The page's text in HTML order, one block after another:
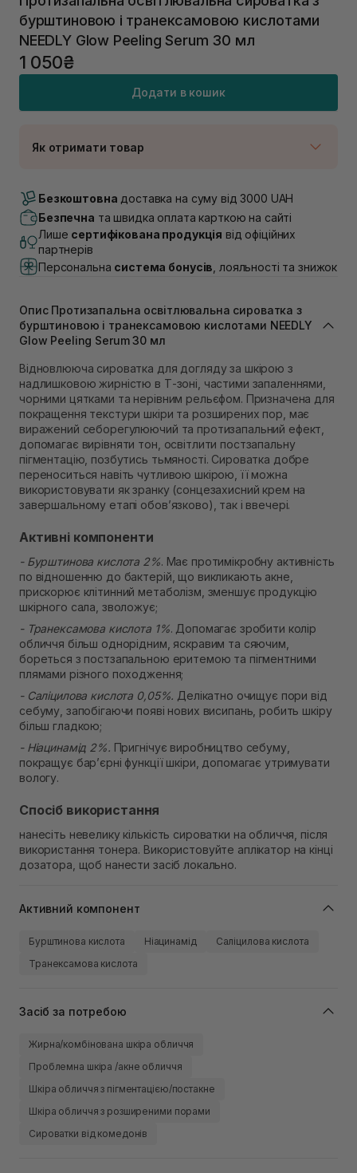
бурштиновою і транексамовою кислотами
NEEDLY Glow Peeling Serum 30 мл
1 050₴
Додати в кошик
Як отримати товар
В наявності
Самовивіз м. Луцьк, вул. Винниченка 4
В наявності
Самовивіз м. Львів, вул. Академіка Підстригача, 1В
(Duck’s Lake)
В наявності
В наявності
Самовивіз м. Львів, вул. Степана Бандери 45
В наявності
В наявності
Самовивіз м. Рівне, вул. Кулика і Гудачека 23 (ТЦ
Екватор)
В наявності
Безкоштовна доставка на суму від 3000 UAH
Безпечна та швидка оплата карткою на сайті
Лише сертифікована продукція від офіційних
партнерів
Персональна система бонусів , лояльності та знижок
Опис Протизапальна освітлювальна сироватка з
бурштиновою і транексамовою кислотами NEEDLY
Glow Peeling Serum 30 мл
Відновлююча сироватка для догляду за шкірою з
надлишковою жирністю в Т-зоні, частими запаленнями,
чорними цятками та нерівним рельєфом. Призначена для
покращення текстури шкіри та розширених пор, має
виражений себорегулюючий та протизапальний ефект,
допомагає вирівняти тон, освітлити постзапальну
пігментацію, позбутись тьмяності. Сироватка добре
переноситься навіть чутливою шкірою, її можна
використовувати як зранку (сонцезахисний крем на
завершальному етапі обов’язково), так і ввечері.
Активні компоненти
- Бурштинова кислота 2%. Має протимікробну активність
по відношенню до бактерій, що викликають акне,
прискорює клітинний метаболізм, зменшує продукцію
шкірного сала, зволожує;
- Транексамова кислота 1%. Допомагає зробити колір
обличчя більш однорідним, яскравим та сяючим,
бореться з постзапальною еритемою та пігментними
плямами різного походження;
- Саліцилова кислота 0,05%. Делікатно очищує пори від
себуму, запобігаючи появі нових висипань, робить шкіру
більш гладкою;
- Ніацинамід 2%. Пригнічує виробництво себуму,
покращує бар’єрні функції шкіри, допомагає утримувати
вологу.
Спосіб використання
нанесіть невелику кількість сироватки на обличчя, після
використання тонера. Використовуйте аплікатор на кінці
дозатора, щоб нанести засіб локально.
Активний компонент
Бурштинова кислота Ніацинамід
Саліцилова кислота
Транексамова кислота
Засіб за потребою
Жирна/комбінована шкіра обличчя
Проблемна шкіра /акне обличчя
Шкіра обличчя з пігментацією/постакне
Шкіра обличчя з розширеними порами
Сироватки від комедонів